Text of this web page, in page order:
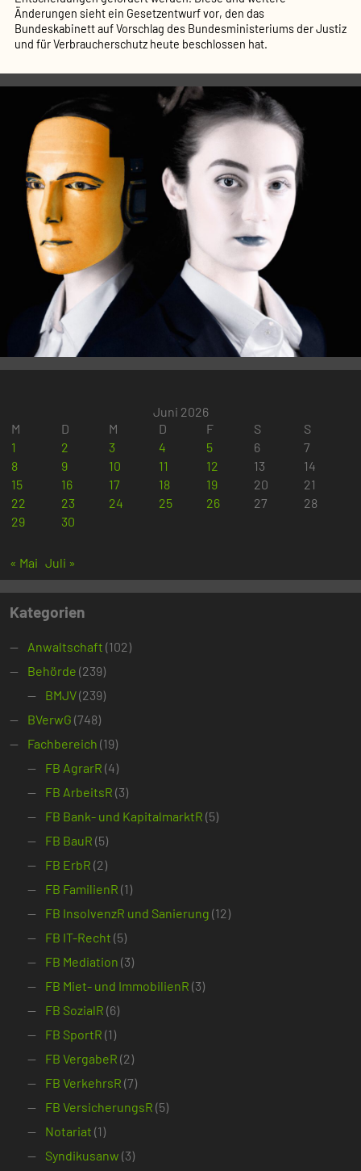
Änderungen sieht ein Gesetzentwurf vor, den das
Bundeskabinett auf Vorschlag des Bundesministeriums der Justiz
und für Verbraucherschutz heute beschlossen hat.
Juni 2026
M
D M D F S
S
1
2 3 4 5 6
7
8
9 10 11 12 13
14
15
16 17 18 19 20
21
22
23 24 25 26 27
28
29
30
« Mai Juli »
Kategorien
Anwaltschaft (102)
Behörde (239)
BMJV(239)
BVerwG (748)
Fachbereich (19)
FB AgrarR (4)
FB ArbeitsR (3)
FB Bank- und KapitalmarktR (5)
FB BauR (5)
FB ErbR (2)
FB FamilienR (1)
FB InsolvenzR und Sanierung (12)
FB IT-Recht (5)
FB Mediation (3)
FB Miet- und ImmobilienR (3)
FB SozialR (6)
FB SportR (1)
FB VergabeR (2)
FB VerkehrsR (7)
FB VersicherungsR (5)
Notariat (1)
Syndikusanw (3)